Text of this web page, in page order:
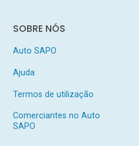
SOBRE NÓS
Auto SAPO
Ajuda
Termos de utilização
Comerciantes no Auto
SAPO